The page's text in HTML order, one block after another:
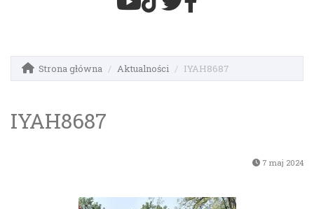
Strona główna Aktualności IYAH8687
IYAH8687
7 maj 2024